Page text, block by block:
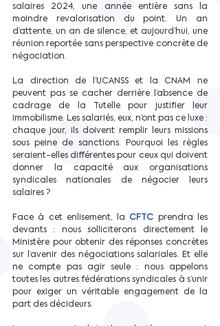
salaires 2024, une année entière sans la
moindre revalorisation du point. Un an
d’attente, un an de silence, et aujourd’hui, une
réunion reportée sans perspective concrète de
négociation.
La direction de l’UCANSS et la CNAM ne
peuvent pas se cacher derrière l’absence de
cadrage de la Tutelle pour justifier leur
immobilisme. Les salariés, eux, n’ont pas ce luxe :
chaque jour, ils doivent remplir leurs missions
sous peine de sanctions. Pourquoi les règles
seraient-elles différentes pour ceux qui doivent
donner la capacité aux organisations
syndicales nationales de négocier leurs
salaires ?
Face à cet enlisement, la CFTC prendra les
devants : nous solliciterons directement le
Ministère pour obtenir des réponses concrètes
sur l’avenir des négociations salariales. Et elle
ne compte pas agir seule : nous appelons
toutes les autres fédérations syndicales à s’unir
pour exiger un véritable engagement de la
part des décideurs.